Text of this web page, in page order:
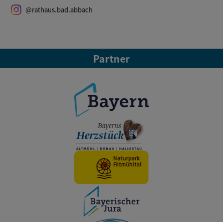
@rathaus.bad.abbach
Partner